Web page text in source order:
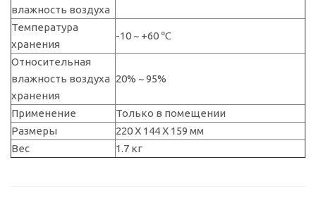
влажность воздуха
Температура
хранения
-10 ~ +60 ℃
Относительная
влажность воздуха
хранения
20% ~ 95%
Применение
Только в помещении
Размеры
220 X 144 X 159 мм
Вес
1.7 кг